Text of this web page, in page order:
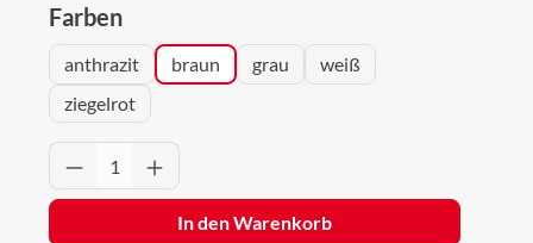
Farbenauswählen
anthrazit braun grau
weiß
ziegelrot
Produkt Anzahl: Gib den gewünschten
In den Warenkorb